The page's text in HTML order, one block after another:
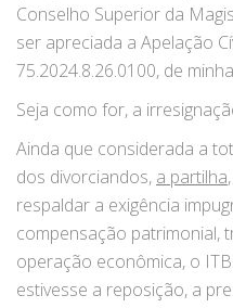
Conselho Superior da
ser apreciada a Apelação
75.2024.8.26.0100, de
Seja como for, a
Ainda que considerada a
dos divorciandos, a partilha
respaldar a exigência
compensação patrimonial,
operação econômica, o
estivesse a reposição, a